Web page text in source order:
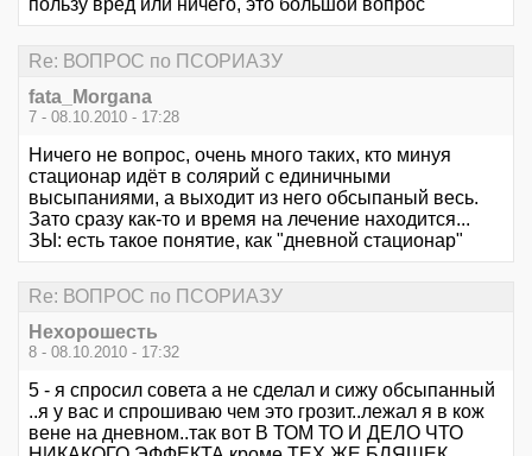
пользу вред или ничего, это большой вопрос
Re: ВОПРОС по ПСОРИАЗУ
fata_Morgana
7 - 08.10.2010 - 17:28
Ничего не вопрос, очень много таких, кто минуя
стационар идёт в солярий с единичными
высыпаниями, а выходит из него обсыпаный весь.
Зато сразу как-то и время на лечение находится...
ЗЫ: есть такое понятие, как "дневной стационар"
Re: ВОПРОС по ПСОРИАЗУ
Нехорошесть
8 - 08.10.2010 - 17:32
5 - я спросил совета а не сделал и сижу обсыпанный
..я у вас и спрошиваю чем это грозит..лежал я в кож
вене на дневном..так вот В ТОМ ТО И ДЕЛО ЧТО